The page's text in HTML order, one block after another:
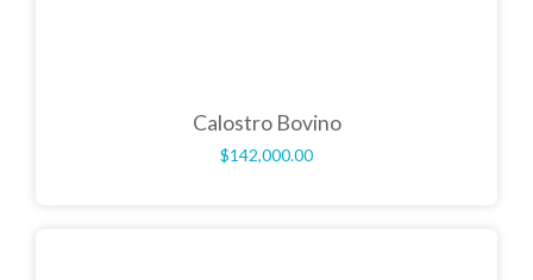
Calostro Bovino
$142,000.00